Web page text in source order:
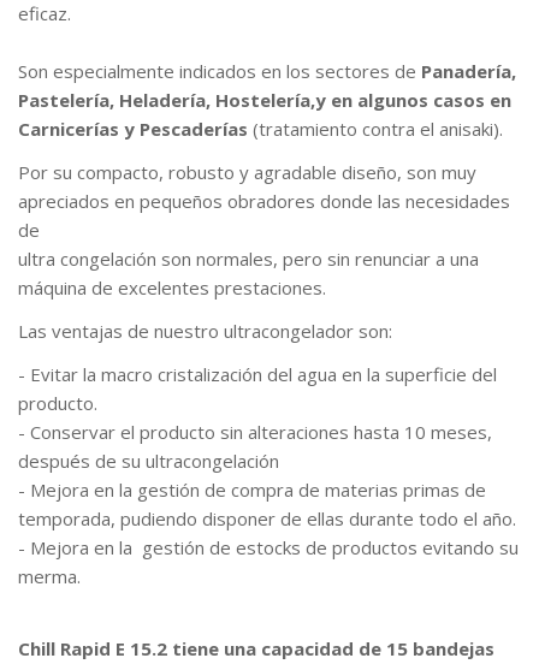
eficaz.
Son especialmente indicados en los sectores de Panadería,
Pastelería, Heladería, Hostelería,y en algunos casos en
Carnicerías y Pescaderías (tratamiento contra el anisaki).
Por su compacto, robusto y agradable diseño, son muy
apreciados en pequeños obradores donde las necesidades
de
ultra congelación son normales, pero sin renunciar a una
máquina de excelentes prestaciones.
Las ventajas de nuestro ultracongelador son:
- Evitar la macro cristalización del agua en la superficie del
producto.
- Conservar el producto sin alteraciones hasta 10 meses,
después de su ultracongelación
- Mejora en la gestión de compra de materias primas de
temporada, pudiendo disponer de ellas durante todo el año.
- Mejora en la gestión de estocks de productos evitando su
merma.
Chill Rapid E 15.2 tiene una capacidad de 15 bandejas